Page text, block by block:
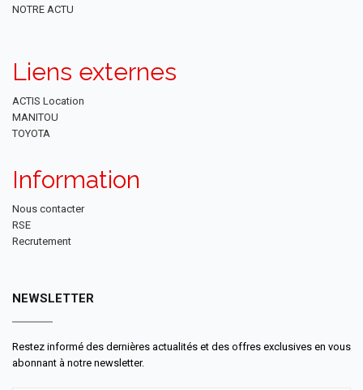
NOTRE ACTU
Liens externes
ACTIS Location
MANITOU
TOYOTA
Information
Nous contacter
RSE
Recrutement
NEWSLETTER
Restez informé des dernières actualités et des offres exclusives en vous
abonnant à notre newsletter.